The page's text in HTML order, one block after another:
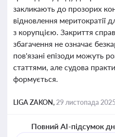
закликають до прозорих
відновлення меритократії
з корупцією. Закриття
збагачення не означає
пов'язані епізоди можуть
статтями, але судова
формується.
LIGA ZAKON, 29 листопада
Повний AI-підсумок